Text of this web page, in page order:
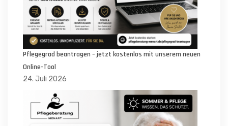
Pflegegrad beantragen – jetzt kostenlos mit unserem neuen
Online-Tool
24. Juli 2026